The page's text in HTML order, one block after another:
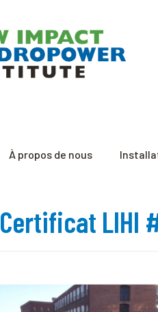
À propos de nous
Certificat LIHI